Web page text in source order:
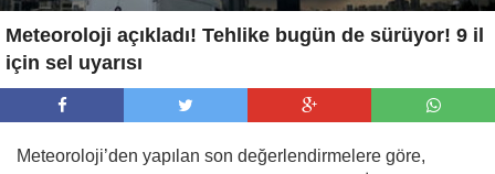
Meteoroloji açıkladı! Tehlike bugün de sürüyor! 9 il
için sel uyarısı
Meteoroloji’den yapılan son değerlendirmelere göre,